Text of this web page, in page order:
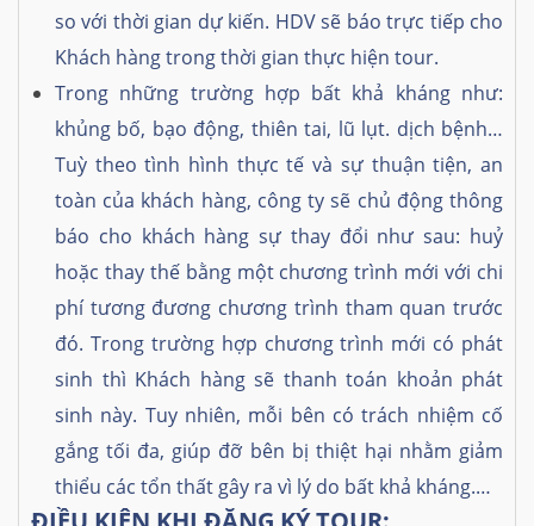
so với thời gian dự kiến. HDV sẽ báo trực tiếp cho
Khách hàng trong thời gian thực hiện tour.
Trong những trường hợp bất khả kháng như:
khủng bố, bạo động, thiên tai, lũ lụt. dịch bệnh…
Tuỳ theo tình hình thực tế và sự thuận tiện, an
toàn của khách hàng, công ty sẽ chủ động thông
báo cho khách hàng sự thay đổi như sau: huỷ
hoặc thay thế bằng một chương trình mới với chi
phí tương đương chương trình tham quan trước
đó. Trong trường hợp chương trình mới có phát
sinh thì Khách hàng sẽ thanh toán khoản phát
sinh này. Tuy nhiên, mỗi bên có trách nhiệm cố
gắng tối đa, giúp đỡ bên bị thiệt hại nhằm giảm
thiểu các tổn thất gây ra vì lý do bất khả kháng.…